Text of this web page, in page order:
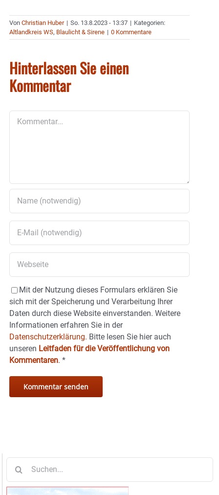
Von Christian Huber | So. 13.8.2023 - 13:37 | Kategorien:
Altlandkreis WS, Blaulicht & Sirene | 0 Kommentare
Hinterlassen Sie einen
Kommentar
Mit der Nutzung dieses Formulars erklären Sie
sich mit der Speicherung und Verarbeitung Ihrer
Daten durch diese Website einverstanden. Weitere
Informationen erfahren Sie in der
Datenschutzerklärung. Bitte lesen Sie hier auch
unseren Leitfaden für die Veröffentlichung von
Kommentaren. *
nach: